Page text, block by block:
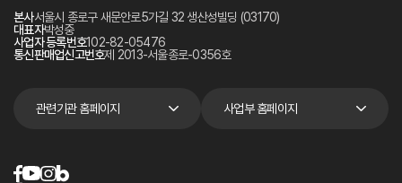
본사서울시 종로구 새문안로5가길 32 생산성빌딩 (03170)
대표자박성중
사업자 등록번호102-82-05476
통신판매업신고번호제 2013-서울종로-0356호
관련기관 홈페이지 사업부 홈페이지